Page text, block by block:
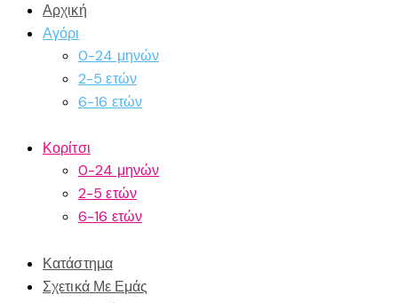
Αρχική
Αγόρι
0-24 μηνών
2-5 ετών
6-16 ετών
Κορίτσι
0-24 μηνών
2-5 ετών
6-16 ετών
Κατάστημα
Σχετικά Με Εμάς